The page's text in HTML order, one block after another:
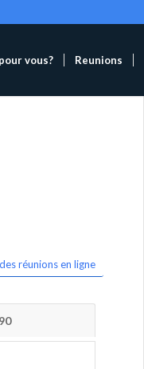
vous? Reunions
réunions en ligne